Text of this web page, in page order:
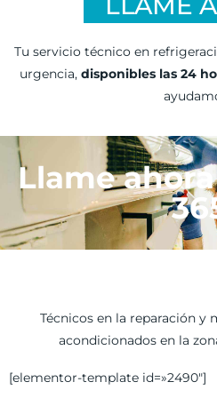
Tu servicio técnico en
urgencia, disponibles las 24
Llame
Técnicos en la reparación y
acondicionados en la
[elementor-template id=»2490″]